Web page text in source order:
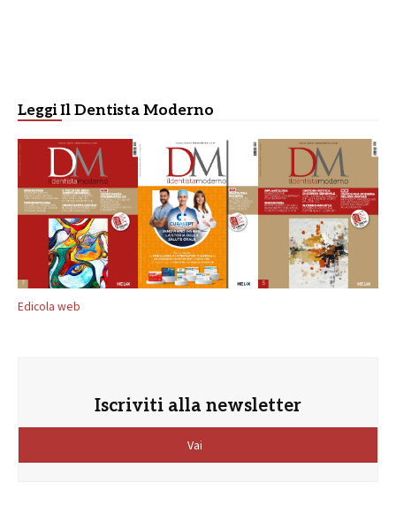
Leggi Il Dentista Moderno
Edicola web
Iscriviti alla newsletter
Vai